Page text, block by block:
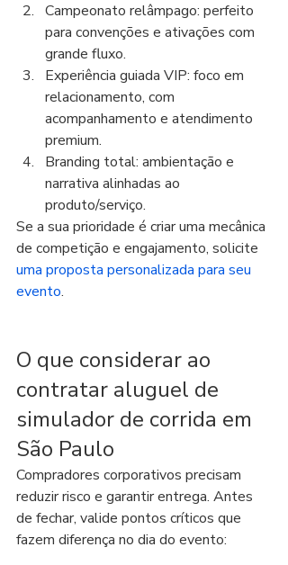
Campeonato relâmpago: perfeito
para convenções e ativações com
grande fluxo.
Experiência guiada VIP: foco em
relacionamento, com
acompanhamento e atendimento
premium.
Branding total: ambientação e
narrativa alinhadas ao
produto/serviço.
Se a sua prioridade é criar uma mecânica
de competição e engajamento, solicite
uma proposta personalizada para seu
evento.
O que considerar ao
contratar aluguel de
simulador de corrida em
São Paulo
Compradores corporativos precisam
reduzir risco e garantir entrega. Antes
de fechar, valide pontos críticos que
fazem diferença no dia do evento: